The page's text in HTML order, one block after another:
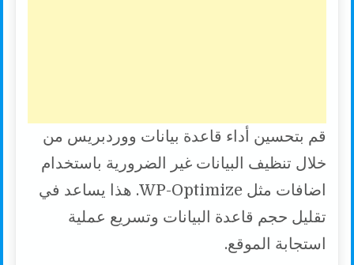
قم بتحسين أداء قاعدة بيانات ووردبريس من
خلال تنظيف البيانات غير الضرورية باستخدام
اضافات مثل WP-Optimize. هذا يساعد في
تقليل حجم قاعدة البيانات وتسريع عملية
استجابة الموقع.